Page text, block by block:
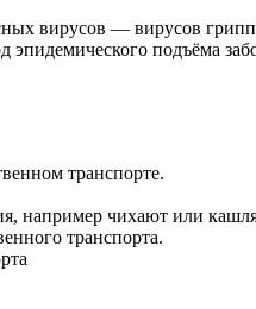
вирусов — вирусов
подъёма
транспорте.
например чихают или
транспорта.